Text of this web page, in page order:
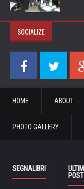
SOCIALIZE
HOME ABOUT
PHOTO GALLERY
SEGNALIBRI
ULTIMI
POST